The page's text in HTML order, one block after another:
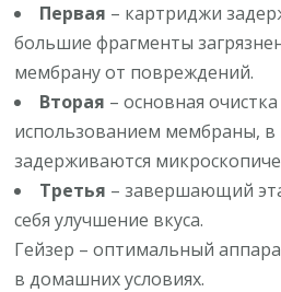
Первая – картриджи
большие фрагменты
мембрану от повреждений.
Вторая – основная
использованием мембраны, в
задерживаются
Третья – завершающий
себя улучшение вкуса.
Гейзер – оптимальный
в домашних условиях.